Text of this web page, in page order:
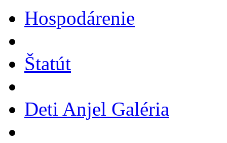
Hospodárenie
Štatút
Deti Anjel Galéria